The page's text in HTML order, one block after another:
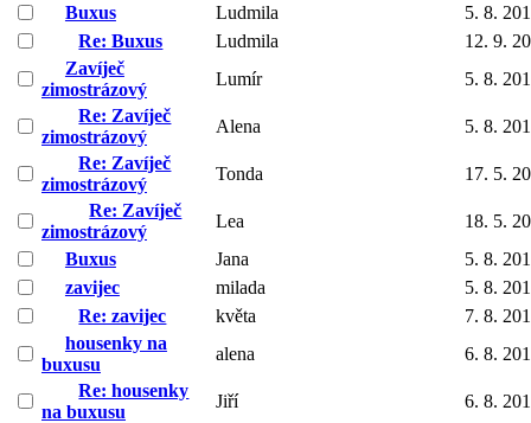
Buxus
Ludmila
5. 8.
Re: Buxus
Ludmila
12. 9.
Zavíječ
zimostrázový
Lumír
5. 8.
Re: Zavíječ
zimostrázový
Alena
5. 8.
Re: Zavíječ
zimostrázový
Tonda
17. 5.
Re: Zavíječ
zimostrázový
Lea
18. 5.
Buxus
Jana
5. 8.
zavijec
milada
5. 8.
Re: zavijec
květa
7. 8.
housenky na
buxusu
alena
6. 8.
Re: housenky
na buxusu
Jiří
6. 8.